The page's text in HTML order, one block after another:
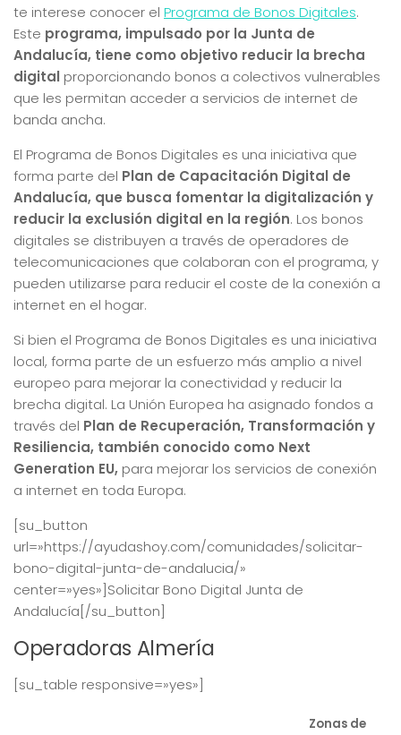
te interese conocer el Programa de Bonos Digitales.
Este programa, impulsado por la Junta de
Andalucía, tiene como objetivo reducir la brecha
digital proporcionando bonos a colectivos vulnerables
que les permitan acceder a servicios de internet de
banda ancha.
El Programa de Bonos Digitales es una iniciativa que
forma parte del Plan de Capacitación Digital de
Andalucía, que busca fomentar la digitalización y
reducir la exclusión digital en la región. Los bonos
digitales se distribuyen a través de operadores de
telecomunicaciones que colaboran con el programa, y
pueden utilizarse para reducir el coste de la conexión a
internet en el hogar.
Si bien el Programa de Bonos Digitales es una iniciativa
local, forma parte de un esfuerzo más amplio a nivel
europeo para mejorar la conectividad y reducir la
brecha digital. La Unión Europea ha asignado fondos a
través del Plan de Recuperación, Transformación y
Resiliencia, también conocido como Next
Generation EU, para mejorar los servicios de conexión
a internet en toda Europa.
[su_button
url=»https://ayudashoy.com/comunidades/solicitar-
bono-digital-junta-de-andalucia/»
center=»yes»]Solicitar Bono Digital Junta de
Andalucía[/su_button]
Operadoras Almería
[su_table responsive=»yes»]
Zonas de